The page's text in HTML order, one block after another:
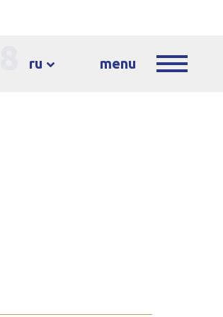
ru menu